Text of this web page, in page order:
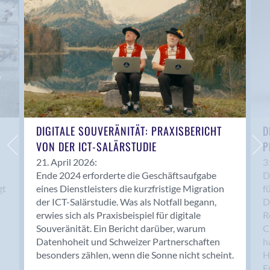
Anwil
Appenzell
Au SG
Baar
Baden
Balsthal
Balzers
Basel
Bassersdorf
Belp
Bendern
Benken (SG)
Bergdietikon
Berlin
Bern
Bern - Liebefeld
DIGITALE SOUVERÄNITÄT: PRAXISBERICHT
VON DER ICT-SALÄRSTUDIE
21. April 2026:
Ende 2024 erforderte die Geschäftsaufgabe
eines Dienstleisters die kurzfristige Migration
der ICT-Salärstudie. Was als Notfall begann,
erwies sich als Praxisbeispiel für digitale
Souveränität. Ein Bericht darüber, warum
Datenhoheit und Schweizer Partnerschaften
besonders zählen, wenn die Sonne nicht scheint.